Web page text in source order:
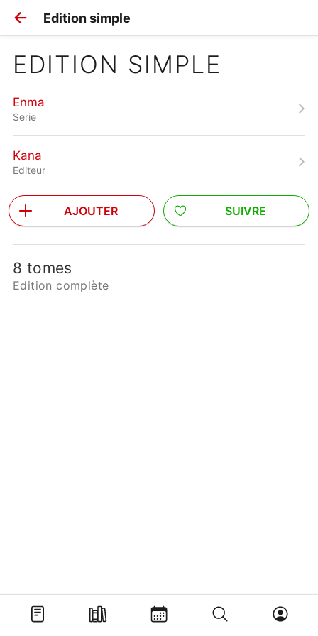
Edition simple
EDITION SIMPLE
Enma
Serie
Kana
Editeur
AJOUTER SUIVRE
8 tomes
Edition complète